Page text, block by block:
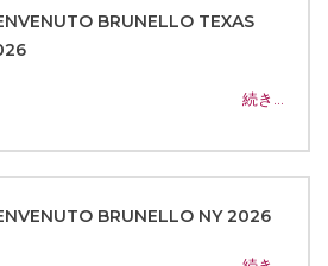
BRUNELLO TEXAS
続き…
BRUNELLO NY 2026